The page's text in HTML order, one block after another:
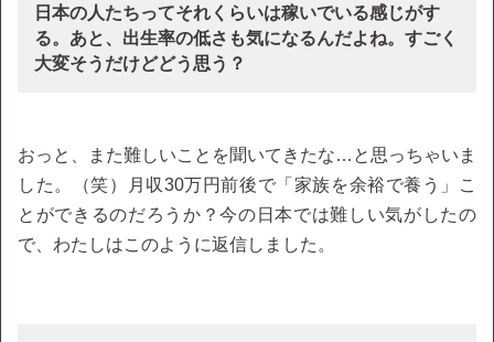
日本の人たちってそれくらいは稼いでいる感じがす
る。あと、出生率の低さも気になるんだよね。すごく
大変そうだけどどう思う？
おっと、また難しいことを聞いてきたな…と思っちゃいま
した。（笑）月収30万円前後で「家族を余裕で養う」こ
とができるのだろうか？今の日本では難しい気がしたの
で、わたしはこのように返信しました。